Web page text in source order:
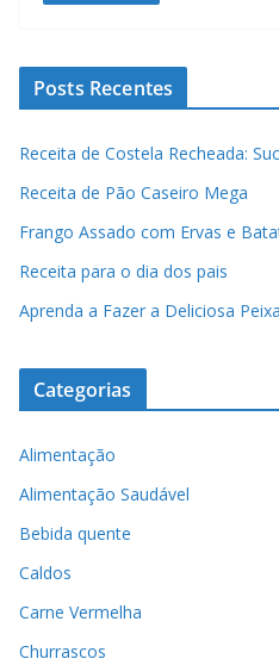
Posts Recentes
Receita de Costela Recheada:
Receita de Pão Caseiro Mega
Frango Assado com Ervas e
Receita para o dia dos pais
Aprenda a Fazer a Deliciosa
Categorias
Alimentação
Alimentação Saudável
Bebida quente
Caldos
Carne Vermelha
Churrascos